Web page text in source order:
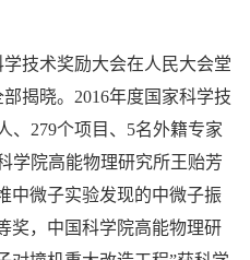
技术奖励大会在人民大会堂
揭晓。2016年度国家科学技
、279个项目、5名外籍专家
学院高能物理研究所王贻芳
中微子实验发现的中微子振
奖，中国科学院高能物理研